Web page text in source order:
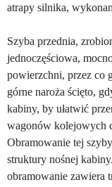
atrapy silnika,
Szyba przednia,
jednoczęściowa,
powierzchni, przez co
górne naroża ścięto,
kabiny, by ułatwić
wagonów kolejowych
Obramowanie tej
struktury nośnej
obramowanie zawiera